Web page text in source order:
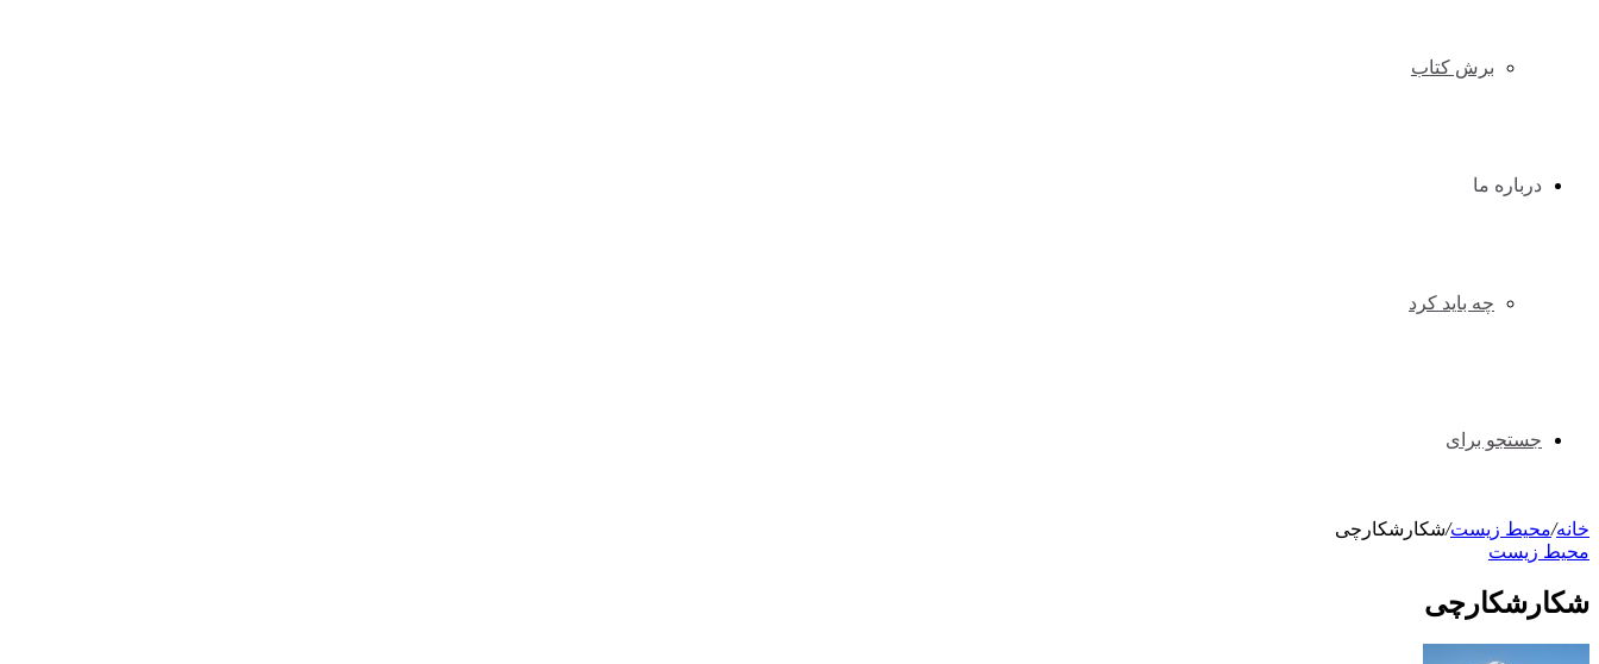
برش کتاب
درباره ما
چه باید کرد
جستجو برای
خانه/محیط زیست/شکارشکارچی
محیط زیست
شکارشکارچی